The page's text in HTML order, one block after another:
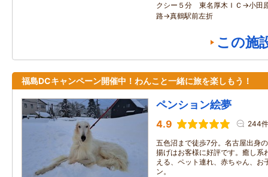
クシー５分 東名厚木ＩＣ→小田
路→真鶴駅前左折
この施
福島DCキャンペーン開催中！わんこと一緒に旅を楽しもう！
ペンション絵夢
4.9 244件
五色沼まで徒歩7分。名古屋出身
揚げはお客様に好評です。癒し系
える、ペット連れ、赤ちゃん、お
ン。